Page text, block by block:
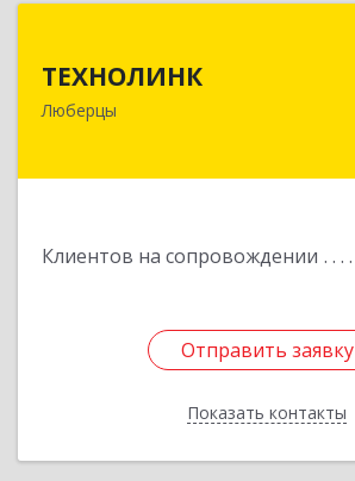
ТЕХНОЛИНК
Люберцы
Клиентов на сопровождении
Отправить заявку
Показать контакты
Отправить заявку
Назад